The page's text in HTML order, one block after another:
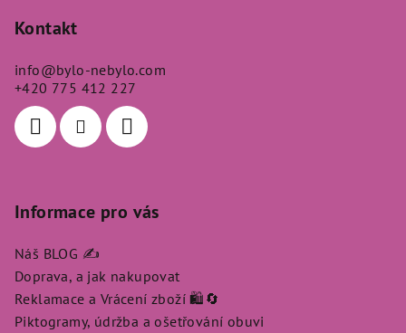
Kontakt
info@bylo-nebylo.com
+420 775 412 227
Informace pro vás
Náš BLOG ✍️
Doprava, a jak nakupovat
Reklamace a Vrácení zboží 🛍️🔄
Piktogramy, údržba a ošetřování obuvi